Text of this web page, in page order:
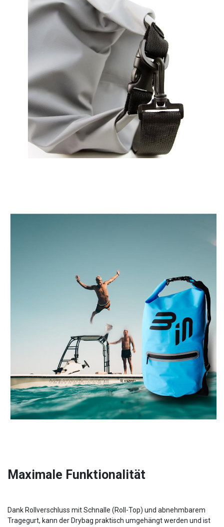
Maximale Funktionalität
Dank Rollverschluss mit Schnalle (Roll-Top) und abnehmbarem
Tragegurt, kann der Drybag praktisch umgehängt werden und ist